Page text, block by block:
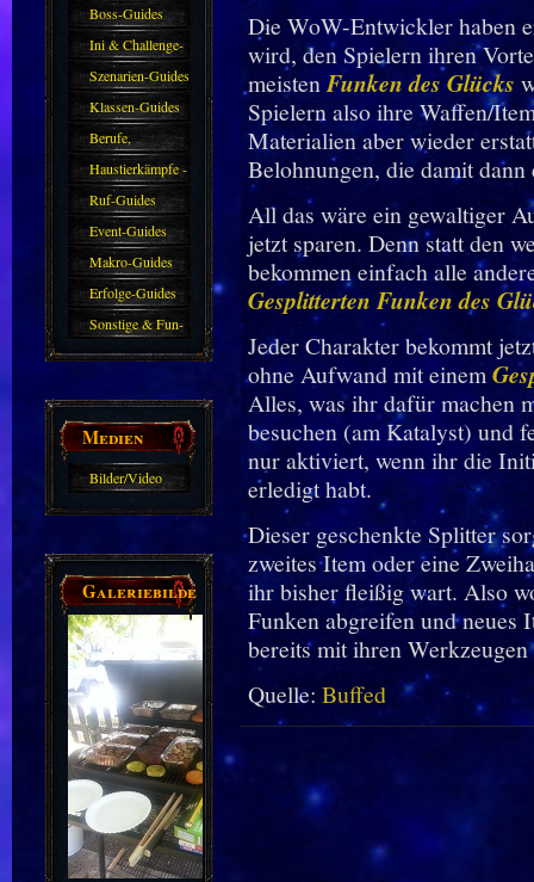
Guides
Boss-Guides
Ini & Challenge-
Guides
Szenarien-Guides
Klassen-Guides
Berufe,
Farmkarten und
Haustiere
Haustierkämpfe -
Guide
Ruf-Guides
Event-Guides
Makro-Guides
Erfolge-Guides
Sonstige & Fun-
Guides
Medien
Bilder/Video
Galeriebilder
Die WoW-Entwickler haben
wird, den Spielern ihren
meistenFunken des Glücks
Spielern also ihre Waffen/
Materialien aber wieder
Belohnungen, die damit
All das wäre ein gewaltiger
jetzt sparen. Denn statt den
bekommen einfach alle
Gesplitterten Funken des
Jeder Charakter bekommt
ohne Aufwand mit einem
Alles, was ihr dafür machen
besuchen (am Katalyst) und
nur aktiviert, wenn ihr die
erledigt habt.
Dieser geschenkte Splitter
zweites Item oder eine
ihr bisher fleißig wart. Also
Funken abgreifen und neues
bereits mit ihren
Quelle: Buffed